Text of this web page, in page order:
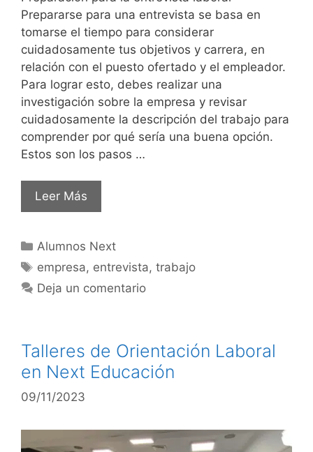
Prepararse para una entrevista se basa en
tomarse el tiempo para considerar
cuidadosamente tus objetivos y carrera, en
relación con el puesto ofertado y el empleador.
Para lograr esto, debes realizar una
investigación sobre la empresa y revisar
cuidadosamente la descripción del trabajo para
comprender por qué sería una buena opción.
Estos son los pasos …
Leer Más
Alumnos Next
empresa, entrevista,trabajo
Deja un comentario
Talleres de Orientación Laboral
en Next Educación
09/11/2023